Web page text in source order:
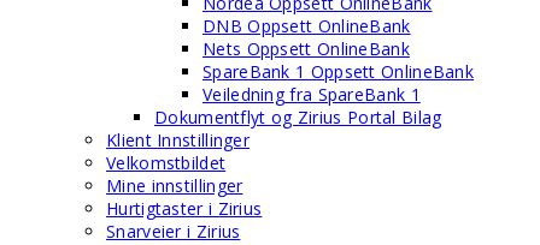
DNB Oppsett OnlineBank
Nets Oppsett OnlineBank
SpareBank 1 Oppsett OnlineBank
Veiledning fra SpareBank 1
Dokumentflyt og Zirius Portal Bilag
Klient Innstillinger
Velkomstbildet
Mine innstillinger
Hurtigtaster i Zirius
Snarveier i Zirius